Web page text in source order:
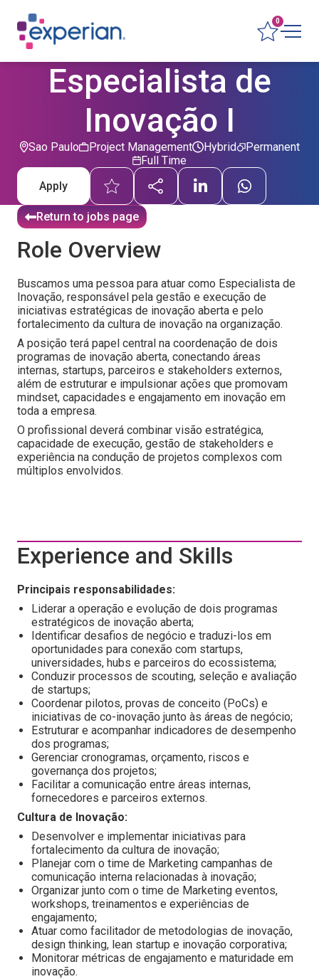
0
Especialista de
Inovação I
Sao Paulo Project Management Permanent
Hybrid
Full Time
Apply
Return to jobs page
Role Overview
Buscamos uma pessoa para atuar como Especialista de
Inovação, responsável pela gestão e execução de
iniciativas estratégicas de inovação aberta e pelo
fortalecimento da cultura de inovação na organização.
A posição terá papel central na coordenação de dois
programas de inovação aberta, conectando áreas
internas, startups, parceiros e stakeholders externos,
além de estruturar e impulsionar ações que promovam
mindset, capacidades e engajamento em inovação em
toda a empresa.
O profissional deverá combinar visão estratégica,
capacidade de execução, gestão de stakeholders e
experiência na condução de projetos complexos com
múltiplos envolvidos.
Experience and Skills
Principais responsabilidades:
Liderar a operação e evolução de dois programas
estratégicos de inovação aberta;
Identificar desafios de negócio e traduzi-los em
oportunidades para conexão com startups,
universidades, hubs e parceiros do ecossistema;
Conduzir processos de scouting, seleção e avaliação
de startups;
Coordenar pilotos, provas de conceito (PoCs) e
iniciativas de co-inovação junto às áreas de negócio;
Estruturar e acompanhar indicadores de desempenho
dos programas;
Gerenciar cronogramas, orçamento, riscos e
governança dos projetos;
Facilitar a comunicação entre áreas internas,
fornecedores e parceiros externos.
Cultura de Inovação:
Desenvolver e implementar iniciativas para
fortalecimento da cultura de inovação;
Planejar com o time de Marketing campanhas de
comunicação interna relacionadas à inovação;
Organizar junto com o time de Marketing eventos,
workshops, treinamentos e experiências de
engajamento;
Atuar como facilitador de metodologias de inovação,
design thinking, lean startup e inovação corporativa;
Monitorar métricas de engajamento e maturidade em
inovação.